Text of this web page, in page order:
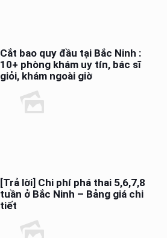
Cắt bao quy đầu tại Bắc Ninh :
10+ phòng khám uy tín, bác sĩ
giỏi, khám ngoài giờ
[Trả lời] Chi phí phá thai 5,6,7,8
tuần ở Bắc Ninh – Bảng giá chi
tiết